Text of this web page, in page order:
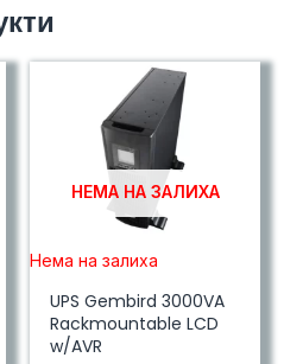
НЕМА НА ЗАЛИХА
Нема на залиха
UPS Gembird 3000VA
Rackmountable LCD
w/AVR